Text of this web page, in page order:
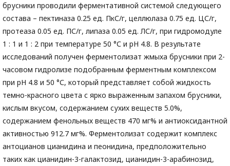
брусники проводили ферментативной системой следующего
состава – пектиназа 0.25 ед. ПкС/г, целлюлаза 0.75 ед. ЦС/г,
протеаза 0.05 ед. ПС/г, липаза 0.05 ед. ЛС/г, при гидромодуле
1 : 1 и 1 : 2 при температуре 50 °С и рН 4.8. В результате
исследований получен ферментолизат жмыха брусники при 2-
часовом гидролизе подобранным ферментным комплексом
при рН 4.8 и 50 °С, который представляет собой жидкость
темно-красного цвета с ярко выраженным запахом брусники,
кислым вкусом, содержанием сухих веществ 5.0%,
содержанием фенольных веществ 470 мг% и антиоксидантной
активностью 912.7 мг%. Ферментолизат содержит комплекс
антоцианов цианидина и пеонидина, предположительно
таких как цианидин-3-галактозид, цианидин-3-арабинозид,